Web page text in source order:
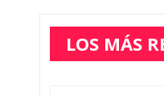
LOS MÁS